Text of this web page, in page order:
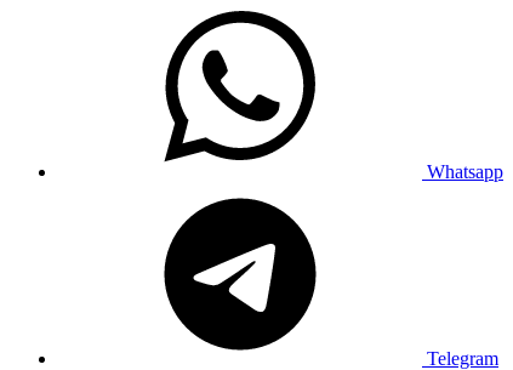
Whatsapp
Telegram